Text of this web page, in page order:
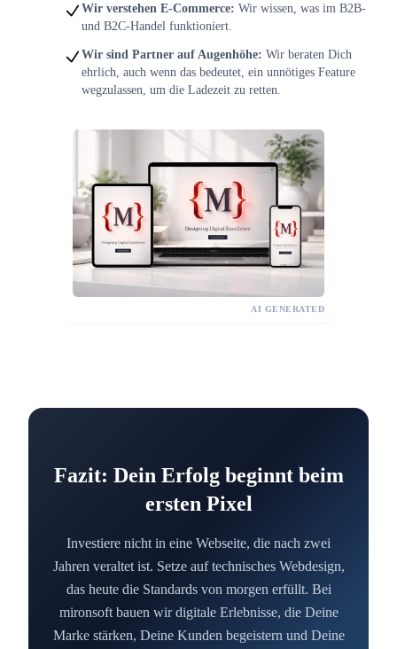
Wir verstehen E-Commerce: Wir wissen, was im B2B-
und B2C-Handel funktioniert.
Wir sind Partner auf Augenhöhe: Wir beraten Dich
ehrlich, auch wenn das bedeutet, ein unnötiges Feature
wegzulassen, um die Ladezeit zu retten.
AI GENERATED
Fazit: Dein Erfolg beginnt beim
ersten Pixel
Investiere nicht in eine Webseite, die nach zwei
Jahren veraltet ist. Setze auf technisches Webdesign,
das heute die Standards von morgen erfüllt. Bei
mironsoft bauen wir digitale Erlebnisse, die Deine
Marke stärken, Deine Kunden begeistern und Deine